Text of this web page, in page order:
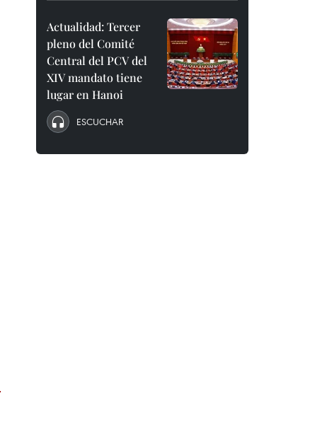
Actualidad: Tercer
pleno del Comité
Central del PCV del
XIV mandato tiene
lugar en Hanoi
ESCUCHAR